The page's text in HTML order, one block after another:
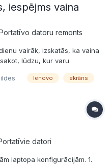
iespējms vaina
datoru remonts
vairāk, izskatās, ka vaina
lūdzu, kur varu
remontā atstāt.
lenovo ekrāns
datori
laptopa konfigurācijām. 1.